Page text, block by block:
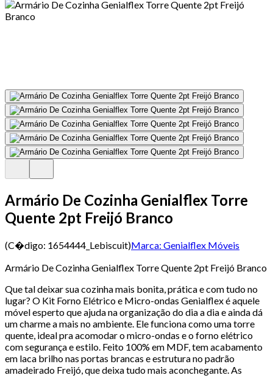
Armário De Cozinha Genialflex Torre
Quente 2pt Freijó Branco
(C�digo: 1654444_Lebiscuit)Marca: Genialflex Móveis
Armário De Cozinha Genialflex Torre Quente 2pt Freijó Branco
Que tal deixar sua cozinha mais bonita, prática e com tudo no
lugar? O Kit Forno Elétrico e Micro-ondas Genialflex é aquele
móvel esperto que ajuda na organização do dia a dia e ainda dá
um charme a mais no ambiente. Ele funciona como uma torre
quente, ideal pra acomodar o micro-ondas e o forno elétrico
com segurança e estilo. Feito 100% em MDF, tem acabamento
em laca brilho nas portas brancas e estrutura no padrão
amadeirado Freijó, que deixa tudo mais aconchegante. As